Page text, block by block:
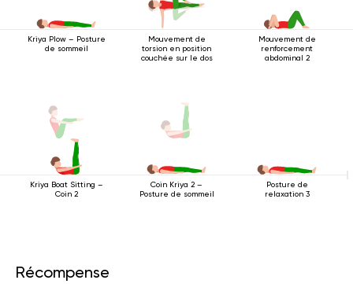
Kriya Plow – Posture
de sommeil
Mouvement de
torsion en position
couchée sur le dos
Mouvement de
renforcement
abdominal 2
Kriya Boat Sitting –
Coin 2
Coin Kriya 2 –
Posture de sommeil
Posture de
relaxation 3
Récompense